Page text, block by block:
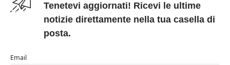
Tenetevi aggiornati! Ricevi le ultime
notizie direttamente nella tua casella di
posta.
Email